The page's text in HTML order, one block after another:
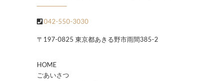
042-550-3030
〒197-0825 東京都あきる野市雨間385-2
HOME
ごあいさつ